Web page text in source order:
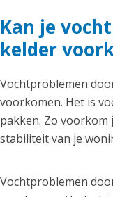
Kan je
kelder
Vochtproblemen
voorkomen. Het is
pakken. Zo voorkom
stabiliteit van je
Vochtproblemen